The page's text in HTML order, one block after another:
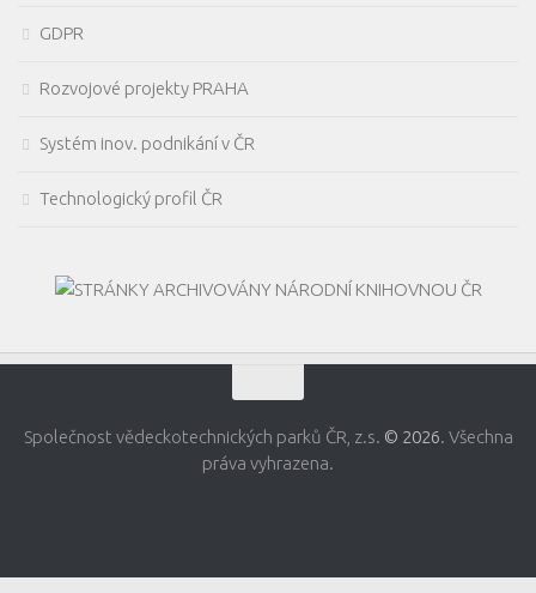
GDPR
Rozvojové projekty PRAHA
Systém inov. podnikání v ČR
Technologický profil ČR
Společnost vědeckotechnických parků ČR, z.s. © 2026. Všechna
práva vyhrazena.